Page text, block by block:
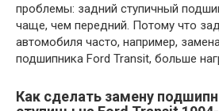
проблемы: задний ступичный
чаще, чем передний. Потому что
автомобиля часто, например,
подшипника Ford Transit, больше
Как сделать замену